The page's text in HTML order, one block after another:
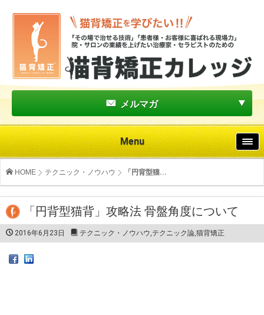
メルマガ
Menu
HOME テクニック・ノウハウ 「円背型猫...
「円背型猫背」攻略法 骨盤角度について
2016年6月23日 テクニック・ノウハウ テクニック論 猫背矯正